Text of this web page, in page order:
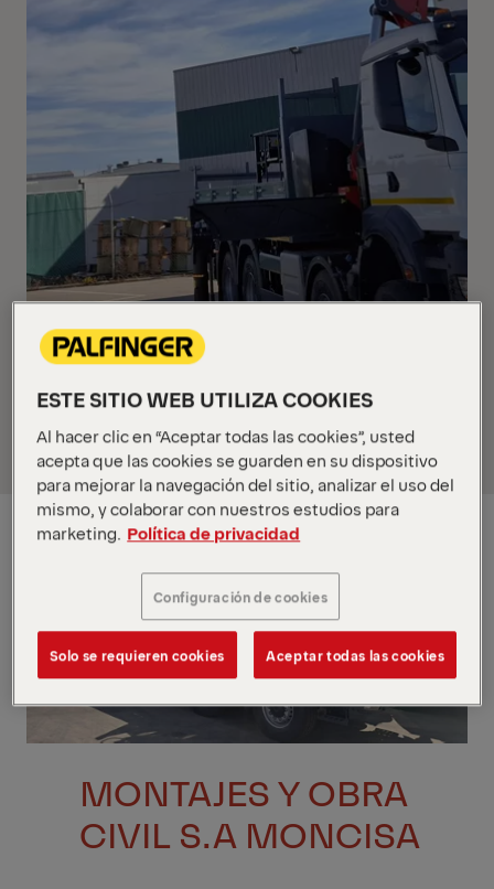
MONCISA por las grúas PALFINGER no solo es un
sino también un paso hacia adelante en la
innovación.
MONTAJES Y OBRA
CIVIL S.A MONCISA
ESTE SITIO WEB UTILIZA COOKIES
Al hacer clic en “Aceptar todas las cookies”, usted
acepta que las cookies se guarden en su dispositivo
para mejorar la navegación del sitio, analizar el uso del
mismo, y colaborar con nuestros estudios para
marketing. Política de privacidad
Configuración de cookies
Solo se requieren cookies Aceptar todas las cookies